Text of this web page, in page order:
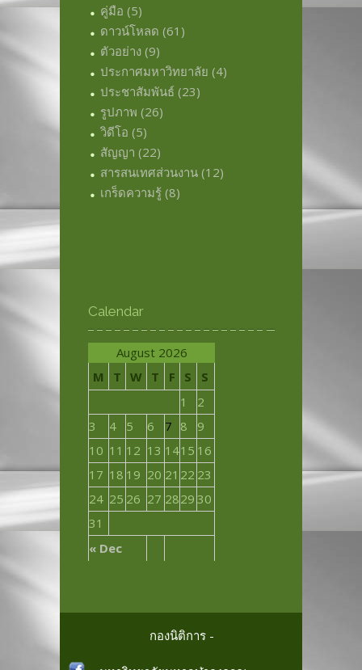
คู่มือ (5)
ดาวน์โหลด (61)
ตัวอย่าง (9)
ประกาศมหาวิทยาลัย (4)
ประชาสัมพันธ์ (23)
รูปภาพ (26)
วิดีโอ (5)
สัญญา (22)
สารสนเทศส่วนงาน (12)
เกร็ดความรู้ (8)
Calendar
August 2026
M
T W T F S S
« Dec
1
2
3
4 5 6 7 8
9
10 11 12 13 1415 16
17 18 19 20 21 22 23
24 25 26 27 2829 30
31
กองนิติการ -